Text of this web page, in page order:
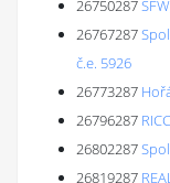
26750287
26767287
č.e. 5926
26773287
26796287
26802287
26819287